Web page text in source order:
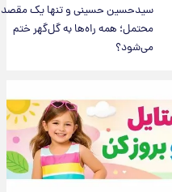
سیدحسین حسینی و تنها یک مقصد
محتمل؛ همه راه‌ها به گل‌گهر ختم
می‌شود؟